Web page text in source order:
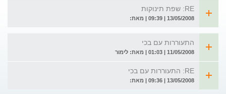
RE: שפת תינוקות
13/05/2008 | 09:39 | מאת:
התעוררות עם בכי
11/05/2008 | 01:03 | מאת: לימור
RE: התעוררות עם בכי
13/05/2008 | 09:36 | מאת: